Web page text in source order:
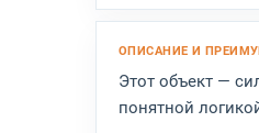
Этот объект —
понятной